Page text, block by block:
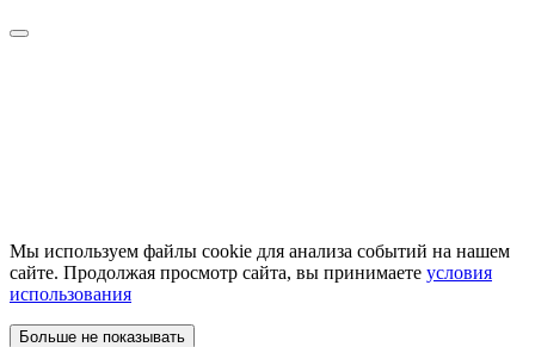
Мы используем файлы cookie для анализа событий на нашем
сайте. Продолжая просмотр сайта, вы принимаете условия
использования
Больше не показывать